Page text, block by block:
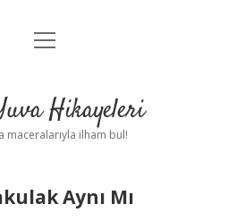
Anasayfa
Yasal Uyarı
menüyü
Hikayeleri
maceralarıyla ilham bul!
Aynı Mı